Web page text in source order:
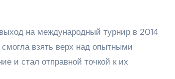
на международный турнир в 2014
взять верх над опытными
и стал отправной точкой к их